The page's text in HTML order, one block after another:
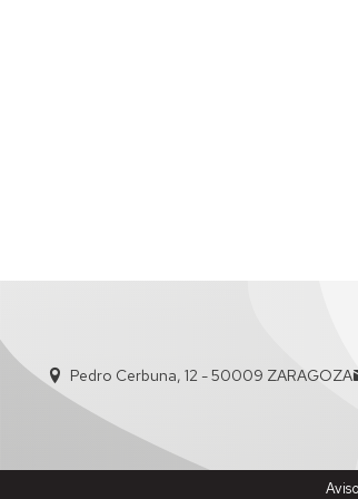
Pedro Cerbuna, 12 - 50009 ZARAGOZA